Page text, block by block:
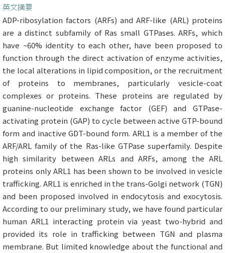
英文摘要
ADP-ribosylation factors (ARFs) and ARF-like (ARL) proteins
are a distinct subfamily of Ras small GTPases. ARFs, which
have ~60% identity to each other, have been proposed to
function through the direct activation of enzyme activities,
the local alterations in lipid composition, or the recruitment
of proteins to membranes, particularly vesicle-coat
complexes or proteins. These proteins are regulated by
guanine-nucleotide exchange factor (GEF) and GTPase-
activating protein (GAP) to cycle between active GTP-bound
form and inactive GDT-bound form. ARL1 is a member of the
ARF/ARL family of the Ras-like GTPase superfamily. Despite
high similarity between ARLs and ARFs, among the ARL
proteins only ARL1 has been shown to be involved in vesicle
trafficking. ARL1 is enriched in the trans-Golgi network (TGN)
and been proposed involved in endocytosis and exocytosis.
According to our preliminary study, we have found particular
human ARL1 interacting protein via yeast two-hybrid and
provided its role in trafficking between TGN and plasma
membrane. But limited knowledge about the functional and